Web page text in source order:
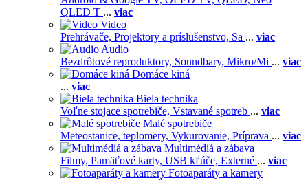
QLED T ... viac
Video
Prehrávače, Projektory a príslušenstvo, Sa ... viac
Audio
Bezdrôtové reproduktory, Soundbary, Mikro/Mi ... viac
Domáce kiná
... viac
Biela technika
Voľne stojace spotrebiče, Vstavané spotreb ... viac
Malé spotrebiče
Meteostanice, teplomery, Vykurovanie, Príprava ... viac
Multimédiá a zábava
Filmy, Pamäťové karty, USB kľúče, Externé ... viac
Fotoaparáty a kamery